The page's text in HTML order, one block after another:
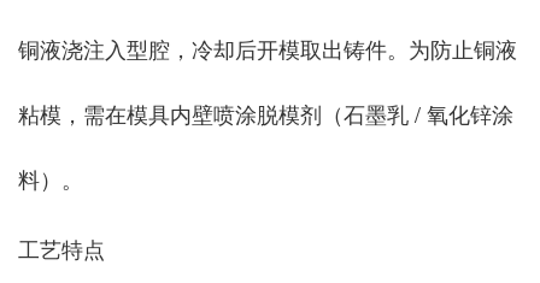
铜液浇注入型腔，冷却后开模取出铸件。为防止铜液
粘模，需在模具内壁喷涂脱模剂（石墨乳 / 氧化锌涂
料）。
工艺特点